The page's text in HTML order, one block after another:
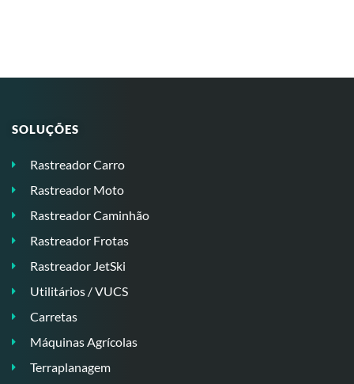
SOLUÇÕES
Rastreador Carro
Rastreador Moto
Rastreador Caminhão
Rastreador Frotas
Rastreador JetSki
Utilitários / VUCS
Carretas
Máquinas Agrícolas
Terraplanagem